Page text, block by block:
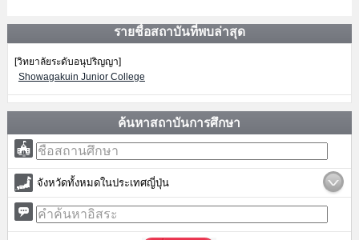
รายชื่อสถาบันที่พบล่าสุด
[วิทยาลัยระดับอนุปริญญา]
Showagakuin Junior College
ค้นหาสถาบันการศึกษา
จังหวัดทั้งหมดในประเทศญี่ปุ่น